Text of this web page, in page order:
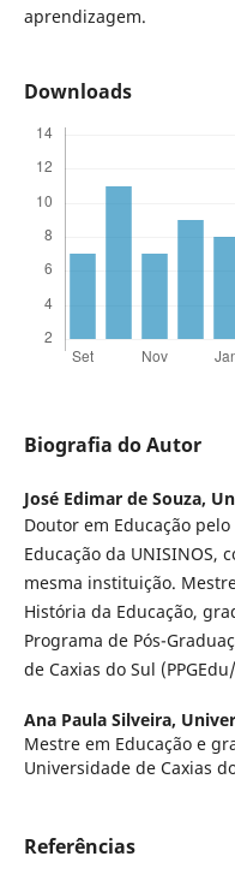
aprendizagem.
Downloads
Biografia do Autor
José Edimar de Souza,
Doutor em Educação
Educação da UNISINOS,
mesma instituição.
História da Educação,
Programa de Pós-
de Caxias do Sul
Ana Paula Silveira,
Mestre em Educação e
Universidade de Caxias
Referências